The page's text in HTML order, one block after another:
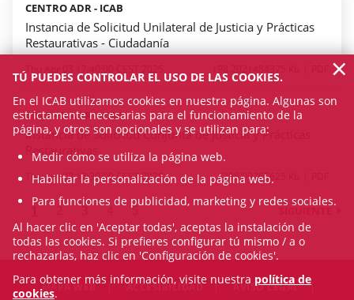
CENTRO ADR - ICAB
Instancia de Solicitud Unilateral de Justicia y Prácticas
Restaurativas - Ciudadanía
CENTRO ADR - ICAB
Instancia de Solicitud Conjunta de Justicia y Prácticas
Restaurativas
Thu Apr 03 17:30:00 CEST 2025 208.09765625 Kb
1 2 3 4 5
MAPA WEB ACCESIBILIDAD AVISO LEGAL
TÚ PUEDES CONTROLAR EL USO DE LAS COOKIES.
En el ICAB utilizamos cookies en nuestra página. Algunas son
estrictamente necesarias para el funcionamiento de la
página, y otros son opcionales y se utilizan para:
Medir cómo se utiliza la página web.
Habilitar la personalización de la página web.
Para funciones de publicidad, marketing y redes sociales.
Al hacer clic en 'Aceptar todas', aceptas la instalación de
todas las cookies. Si prefieres configurar tú mismo / a o
rechazarlas, haz clic en 'Configuración de cookies'.
Para obtener más información, visite nuestra política de
cookies.
×